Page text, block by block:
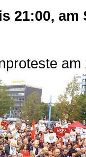
21:00,